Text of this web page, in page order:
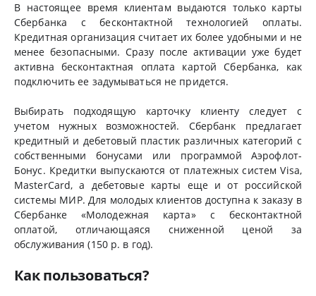
В настоящее время клиентам выдаются только карты
Сбербанка с бесконтактной технологией оплаты.
Кредитная организация считает их более удобными и не
менее безопасными. Сразу после активации уже будет
активна бесконтактная оплата картой Сбербанка, как
подключить ее задумываться не придется.
Выбирать подходящую карточку клиенту следует с
учетом нужных возможностей. Сбербанк предлагает
кредитный и дебетовый пластик различных категорий с
собственными бонусами или программой Аэрофлот-
Бонус. Кредитки выпускаются от платежных систем Visa,
MasterCard, а дебетовые карты еще и от российской
системы МИР. Для молодых клиентов доступна к заказу в
Сбербанке «Молодежная карта» с бесконтактной
оплатой, отличающаяся сниженной ценой за
обслуживания (150 р. в год).
Как пользоваться?